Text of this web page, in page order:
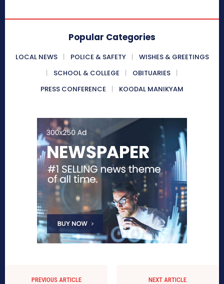
Popular Categories
LOCAL NEWS POLICE & SAFETY
WISHES & GREETINGS
SCHOOL & COLLEGE
OBITUARIES
PRESS CONFERENCE
KOODAL MANIKYAM
PREVIOUS ARTICLE NEXT ARTICLE